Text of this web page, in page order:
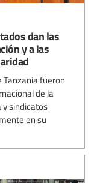
dan las
y a las
Tanzania fueron
de la
y sindicatos
en su